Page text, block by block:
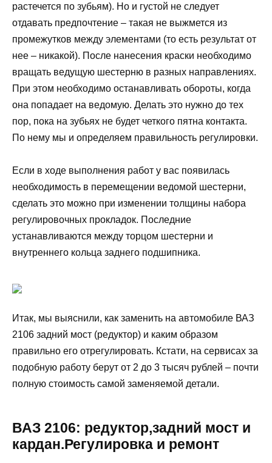
растечется по зубьям). Но и густой не следует
отдавать предпочтение – такая не выжмется из
промежутков между элементами (то есть результат от
нее – никакой). После нанесения краски необходимо
вращать ведущую шестерню в разных направлениях.
При этом необходимо останавливать обороты, когда
она попадает на ведомую. Делать это нужно до тех
пор, пока на зубьях не будет четкого пятна контакта.
По нему мы и определяем правильность регулировки.
Если в ходе выполнения работ у вас появилась
необходимость в перемещении ведомой шестерни,
сделать это можно при изменении толщины набора
регулировочных прокладок. Последние
устанавливаются между торцом шестерни и
внутреннего кольца заднего подшипника.
Итак, мы выяснили, как заменить на автомобиле ВАЗ
2106 задний мост (редуктор) и каким образом
правильно его отрегулировать. Кстати, на сервисах за
подобную работу берут от 2 до 3 тысяч рублей – почти
полную стоимость самой заменяемой детали.
ВАЗ 2106: редуктор,задний мост и
кардан.Регулировка и ремонт